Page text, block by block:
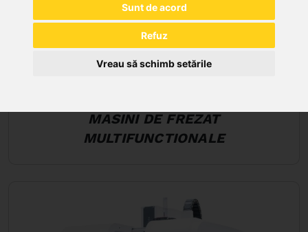
Sunt de acord
Refuz
Vreau să schimb setările
MASINI DE FREZAT
MULTIFUNCTIONALE